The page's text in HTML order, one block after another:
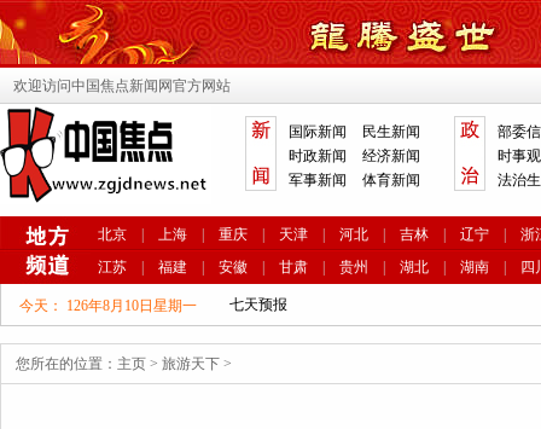
欢迎访问中国焦点新闻网官方网站
国际新闻
民生新闻
时政新闻
经济新闻
军事新闻
体育新闻
部委
时事
法治
北京 上海 重庆 天津 河北 吉林 辽宁
浙
江苏
福建 安徽 甘肃 贵州 湖北 湖南 四
今天： 126年8月10日星期一
您所在的位置： 主页 > 旅游天下 >